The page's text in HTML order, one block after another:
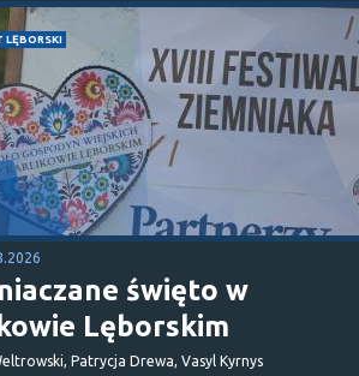
LĘBORSKI
święto w
Lęborskim
Patrycja Drewa, Vasyl Kyrnys